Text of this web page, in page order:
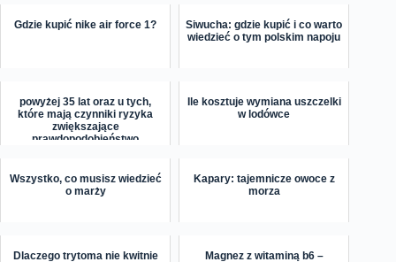
Gdzie kupić nike air force 1?
Siwucha: gdzie kupić i co warto
wiedzieć o tym polskim napoju
powyżej 35 lat oraz u tych,
które mają czynniki ryzyka
zwiększające
prawdopodobieństwo
Ile kosztuje wymiana uszczelki
w lodówce
Wszystko, co musisz wiedzieć
o marży
Kapary: tajemnicze owoce z
morza
Dlaczego trytoma nie kwitnie Magnez z witaminą b6 –